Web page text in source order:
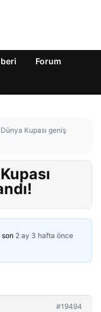
Forum
Kupası geniş
son 2 ay 3 hafta önce
#19494